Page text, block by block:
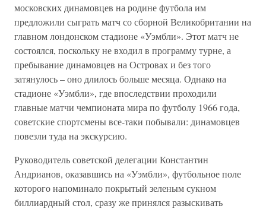
московских динамовцев на родине футбола им
предложили сыграть матч со сборной Великобритании на
главном лондонском стадионе «Уэмбли». Этот матч не
состоялся, поскольку не входил в программу турне, а
пребывание динамовцев на Островах и без того
затянулось – оно длилось больше месяца. Однако на
стадионе «Уэмбли», где впоследствии проходили
главные матчи чемпионата мира по футболу 1966 года,
советские спортсмены все-таки побывали: динамовцев
повезли туда на экскурсию.
Руководитель советской делегации Константин
Андрианов, оказавшись на «Уэмбли», футбольное поле
которого напоминало покрытый зеленым сукном
биллиардный стол, сразу же принялся разыскивать